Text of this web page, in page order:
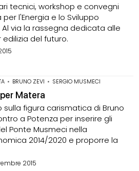
tecnici, workshop e convegni
l'Energia e lo Sviluppo
via la rassegna dedicata alle
del futuro.
• BRUNO ZEVI • SERGIO MUSMECI
Matera
figura carismatica di Bruno
a Potenza per inserire gli
Ponte Musmeci nella
2014/2020 e proporre la
2015